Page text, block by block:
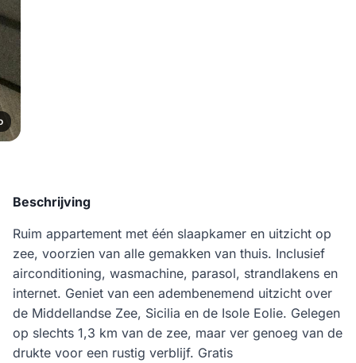
Beschrijving
Ruim appartement met één slaapkamer en uitzicht op
zee, voorzien van alle gemakken van thuis. Inclusief
airconditioning, wasmachine, parasol, strandlakens en
internet. Geniet van een adembenemend uitzicht over
de Middellandse Zee, Sicilia en de Isole Eolie. Gelegen
op slechts 1,3 km van de zee, maar ver genoeg van de
drukte voor een rustig verblijf. Gratis